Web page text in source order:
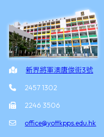
新界將軍澳唐俊街3號
2457 1302
2246 3506
office@yottkpps.edu.hk